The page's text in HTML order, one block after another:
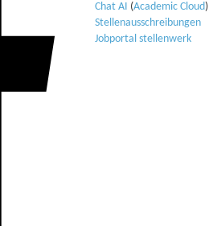
Chat AI (Academic Cloud)
Stellenausschreibungen
Jobportal stellenwerk